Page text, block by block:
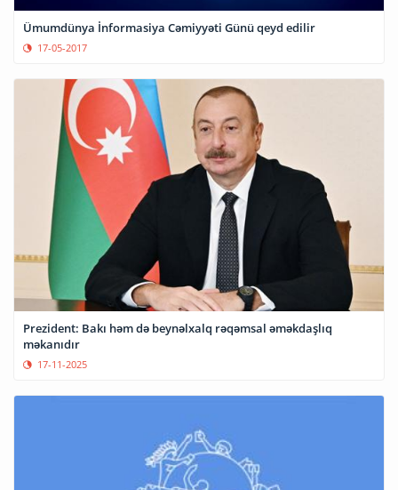
Ümumdünya İnformasiya Cəmiyyəti Günü qeyd edilir
17-05-2017
Prezident: Bakı həm də beynəlxalq rəqəmsal əməkdaşlıq
məkanıdır
17-11-2025